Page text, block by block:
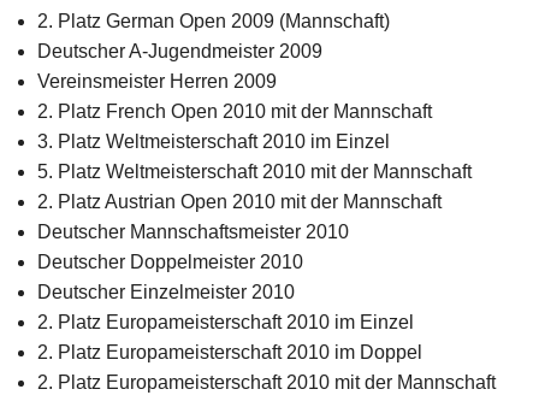
2. Platz German Open 2009 (Mannschaft)
Deutscher A-Jugendmeister 2009
Vereinsmeister Herren 2009
2. Platz French Open 2010 mit der Mannschaft
3. Platz Weltmeisterschaft 2010 im Einzel
5. Platz Weltmeisterschaft 2010 mit der Mannschaft
2. Platz Austrian Open 2010 mit der Mannschaft
Deutscher Mannschaftsmeister 2010
Deutscher Doppelmeister 2010
Deutscher Einzelmeister 2010
2. Platz Europameisterschaft 2010 im Einzel
2. Platz Europameisterschaft 2010 im Doppel
2. Platz Europameisterschaft 2010 mit der Mannschaft